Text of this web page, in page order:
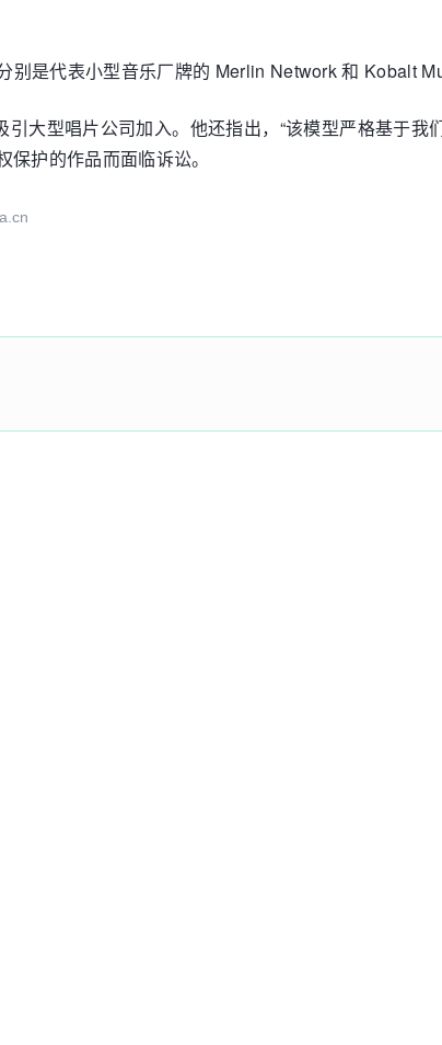
是代表小型音乐厂牌的 Merlin Network 和 Kobalt
大型唱片公司加入。他还指出，“该模型严格基于我
护的作品而面临诉讼。